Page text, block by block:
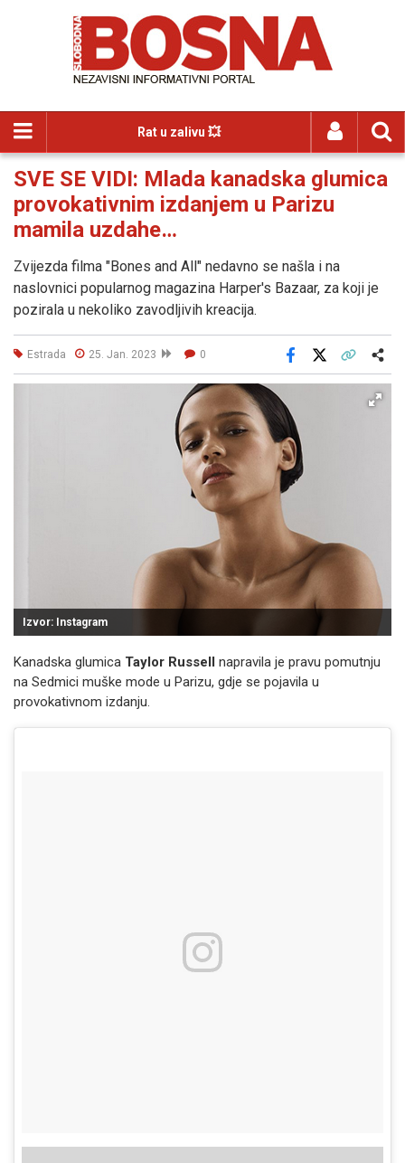
Rat u zalivu 💥
SVE SE VIDI: Mlada kanadska glumica
provokativnim izdanjem u Parizu
mamila uzdahe…
Zvijezda filma "Bones and All" nedavno se našla i na
naslovnici popularnog magazina Harper's Bazaar, za koji je
pozirala u nekoliko zavodljivih kreacija.
Estrada 25. Jan. 2023 0
Facebook
Izvor: Instagram
Kanadska glumica Taylor Russell napravila je pravu pomutnju
na Sedmici muške mode u Parizu, gdje se pojavila u
provokativnom izdanju.